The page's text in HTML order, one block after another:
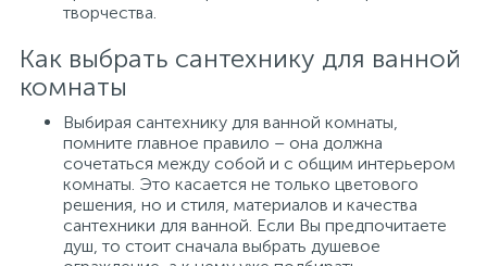
творчества.
Как выбрать сантехнику для ванной
комнаты
Выбирая сантехнику для ванной комнаты,
помните главное правило – она должна
сочетаться между собой и с общим интерьером
комнаты. Это касается не только цветового
решения, но и стиля, материалов и качества
сантехники для ванной. Если Вы предпочитаете
душ, то стоит сначала выбрать душевое